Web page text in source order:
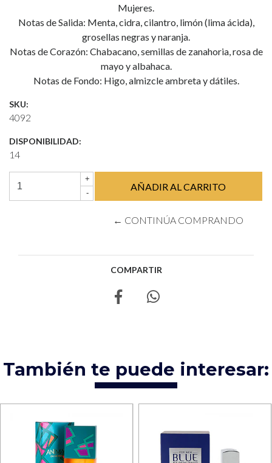
Mujeres.
Notas de Salida: Menta, cidra, cilantro, limón (lima ácida),
grosellas negras y naranja.
Notas de Corazón: Chabacano, semillas de zanahoria, rosa de
mayo y albahaca.
Notas de Fondo: Higo, almizcle ambreta y dátiles.
SKU:
4092
DISPONIBILIDAD:
14
+
-
← CONTINÚA COMPRANDO
COMPARTIR
También te puede interesar: